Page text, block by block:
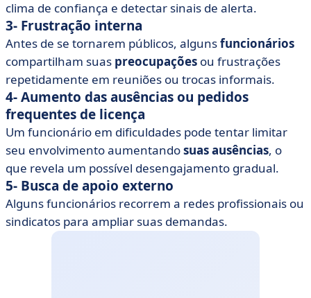
clima de confiança e detectar sinais de alerta.
3- Frustração interna
Antes de se tornarem públicos, algunsfuncionários
compartilham suas preocupações ou frustrações
repetidamente em reuniões ou trocas informais.
4- Aumento das ausências ou pedidos
frequentes de licença
Um funcionário em dificuldades pode tentar limitar
seu envolvimento aumentandosuas ausências, o
que revela um possível desengajamento gradual.
5- Busca de apoio externo
Alguns funcionários recorrem a redes profissionais ou
sindicatos para ampliar suas demandas.